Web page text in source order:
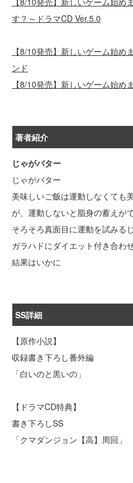
す？～ドラマCD Ver.5.0
【8/10発売】新しいゲーム始
ンド
【8/10発売】新しいゲーム始
著者紹介
じゃがバター
じゃがバター
美味しいご飯は運動しなくても
が、運動しないと脂身の蓄え
そろそろ真面目に運動を試みる
ガラハドにダイエット付き合わ
結果はいかに
SS詳細
【原作小説】
収録書き下ろし番外編
「白いのと黒いの」
【ドラマCD特典】
書き下ろしSS
「クマダンジョン【高】周回」